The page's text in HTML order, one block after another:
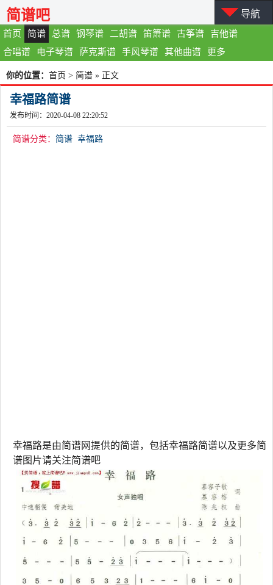
首页 简谱 总谱 钢琴谱 二胡谱 笛箫谱 古筝谱
吉他谱
合唱谱
电子琴谱 萨克斯谱 手风琴谱 其他曲谱 更多
简谱吧 导航
你的位置： 首页 > 简谱 » 正文
幸福路简谱
发布时间：2020-04-08 22:20:52
简谱分类： 简谱 幸福路
幸福路是由简谱网提供的简谱，包括幸福路简谱以及更多简
谱图片请关注简谱吧